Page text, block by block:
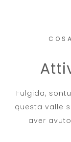
Fulgida,
questa valle
aver